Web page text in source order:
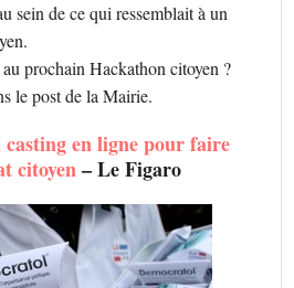
sein de ce qui ressemblait à un
prochain Hackathon citoyen ?
le post de la Mairie.
en ligne pour faire
citoyen– Le Figaro